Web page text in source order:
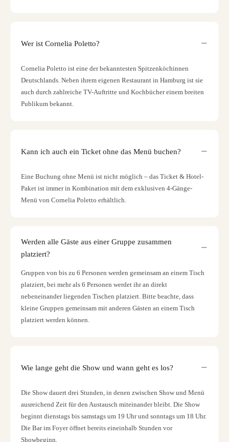
Wer ist Cornelia Poletto?
Cornelia Poletto ist eine der bekanntesten Spitzenköchinnen
Deutschlands. Neben ihrem eigenen Restaurant in Hamburg ist sie
auch durch zahlreiche TV-Auftritte und Kochbücher einem breiten
Publikum bekannt.
Kann ich auch ein Ticket ohne das Menü buchen?
Eine Buchung ohne Menü ist nicht möglich – das Ticket & Hotel-
Paket ist immer in Kombination mit dem exklusiven 4-Gänge-
Menü von Cornelia Poletto erhältlich.
Werden alle Gäste aus einer Gruppe zusammen
platziert?
Gruppen von bis zu 6 Personen werden gemeinsam an einem Tisch
platziert, bei mehr als 6 Personen werdet ihr an direkt
nebeneinander liegenden Tischen platziert. Bitte beachte, dass
kleine Gruppen gemeinsam mit anderen Gästen an einem Tisch
platziert werden können.
Wie lange geht die Show und wann geht es los?
Die Show dauert drei Stunden, in denen zwischen Show und Menü
ausreichend Zeit für den Austausch miteinander bleibt. Die Show
beginnt dienstags bis samstags um 19 Uhr und sonntags um 18 Uhr.
Die Bar im Foyer öffnet bereits eineinhalb Stunden vor
Showbeginn.